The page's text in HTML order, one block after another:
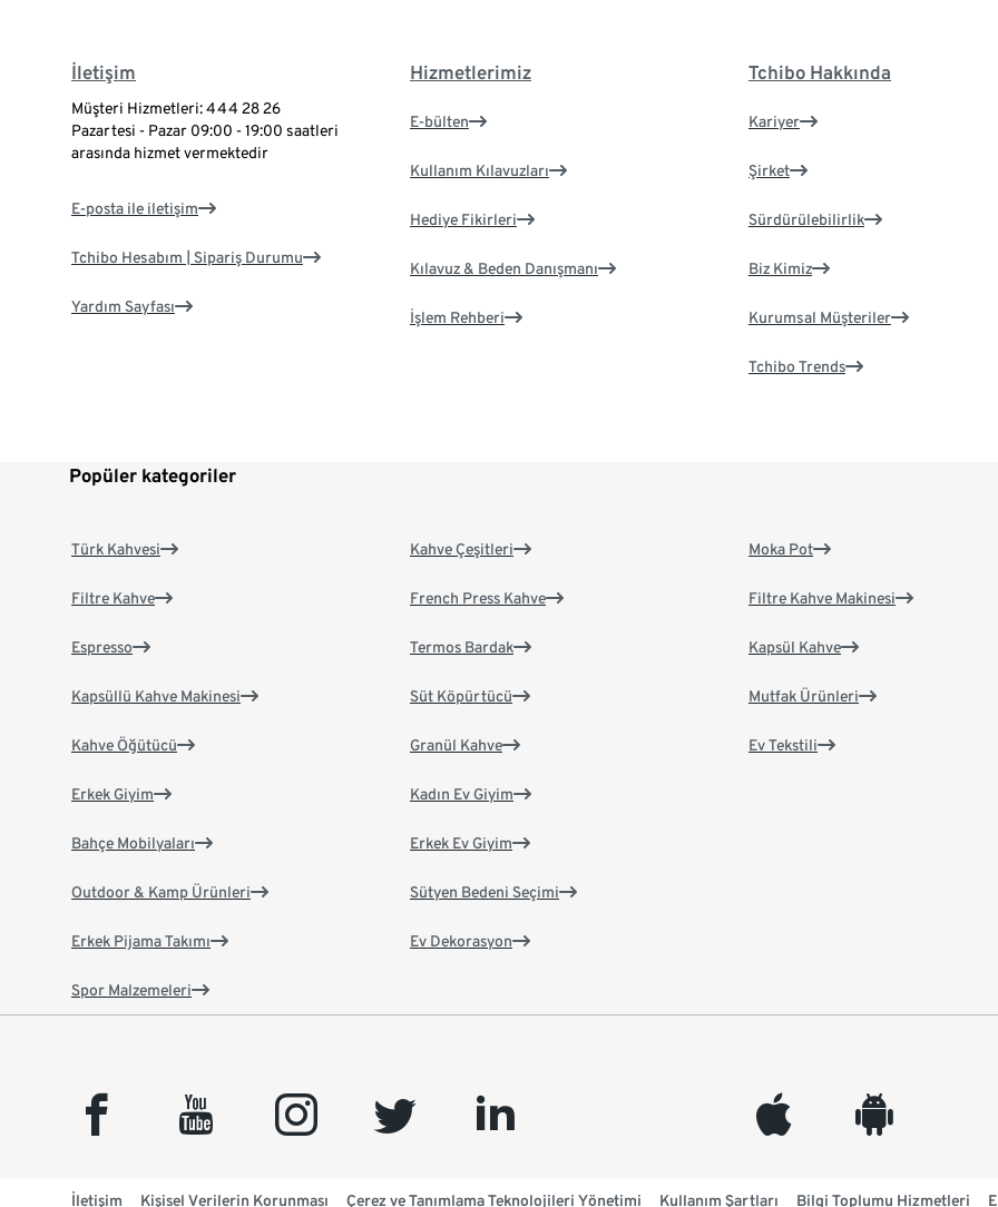
İletişim
Müşteri Hizmetleri: 444 28 26
Pazartesi - Pazar 09:00 - 19:00 saatleri
arasında hizmet vermektedir
E-posta ile iletişim
Tchibo Hesabım | Sipariş Durumu
Yardım Sayfası
Hizmetlerimiz
E-bülten
Kullanım Kılavuzları
Hediye Fikirleri
Kılavuz & Beden Danışmanı
İşlem Rehberi
Tchibo Hakkında
Kariyer
Şirket
Sürdürülebilirlik
Biz Kimiz
Kurumsal Müşteriler
Tchibo Trends
Popüler kategoriler
Türk Kahvesi
Filtre Kahve
Espresso
Kapsüllü Kahve Makinesi
Kahve Öğütücü
Kahve Çeşitleri
French Press Kahve
Termos Bardak
Süt Köpürtücü
Granül Kahve
Moka Pot
Filtre Kahve Makinesi
Kapsül Kahve
Mutfak Ürünleri
Ev Tekstili
Erkek Giyim
Bahçe Mobilyaları
Outdoor & Kamp Ürünleri
Erkek Pijama Takımı
Spor Malzemeleri
Kadın Ev Giyim
Erkek Ev Giyim
Sütyen Bedeni Seçimi
Ev Dekorasyon
facebook youtube instagram twitter linkedin appleinc android
İletişim Kişisel Verilerin Korunması Çerez ve Tanımlama Teknolojileri Yönetimi Kullanım Şartları Bilgi Toplumu Hizmetleri